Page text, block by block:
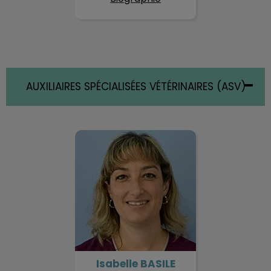
AUXILIAIRES SPÉCIALISÉES VÉTÉRINAIRES (ASV)
Isabelle BASILE
Isabelle BASILE